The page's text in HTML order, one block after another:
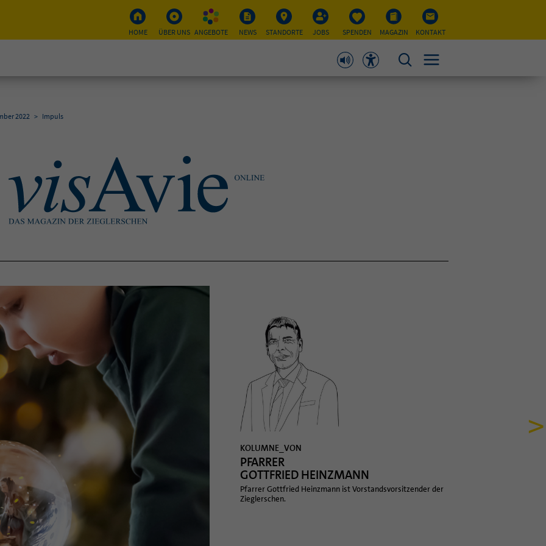
HOME ÜBER UNS ANGEBOTE NEWS STANDORTE JOBS SPENDEN MAGAZIN KONTAKT
2022 > Impuls
>
KOLUMNE_VON
PFARRER
GOTTFRIED HEINZMANN
Pfarrer Gottfried Heinzmann ist Vorstandsvorsitzender der
Zieglerschen.